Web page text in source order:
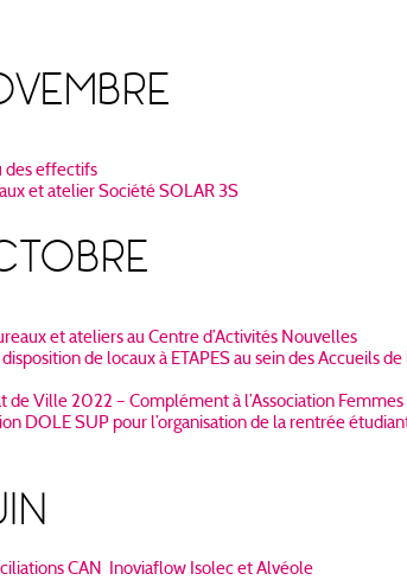
des effectifs
et atelier Société SOLAR 3S
et ateliers au Centre d’Activités Nouvelles
de locaux à ETAPES au sein des Accueils
de Ville 2022 – Complément à l’Association
DOLE SUP pour l’organisation de la rentrée
CAN Inoviaflow Isolec et Alvéole